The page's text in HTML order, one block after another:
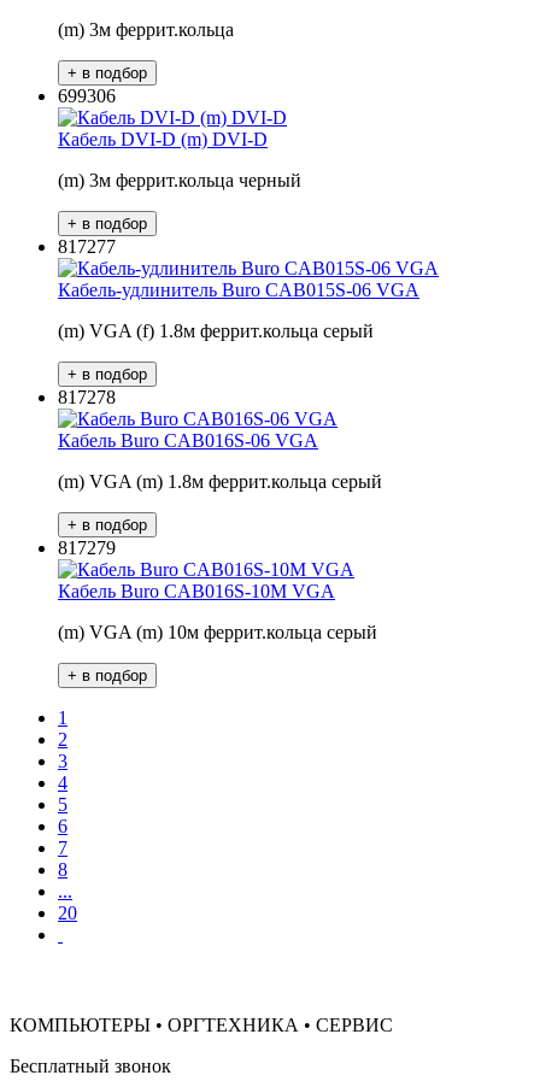
(m) 3м феррит.кольца
699306
Кабель DVI-D (m) DVI-D
(m) 3м феррит.кольца черный
817277
Кабель-удлинитель Buro CAB015S-06 VGA
(m) VGA (f) 1.8м феррит.кольца серый
817278
Кабель Buro CAB016S-06 VGA
(m) VGA (m) 1.8м феррит.кольца серый
817279
Кабель Buro CAB016S-10M VGA
(m) VGA (m) 10м феррит.кольца серый
1
2
3
4
5
6
7
8
...
20
КОМПЬЮТЕРЫ • ОРГТЕХНИКА • СЕРВИС
Бесплатный звонок